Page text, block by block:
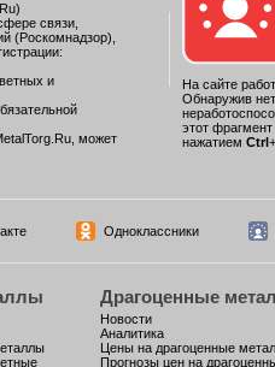
связи,
(Роскомнадзор),
и
может
На сайте
Обнаружив
этот фрагмент
нажатием Ctrl+
Одноклассники
Драгоценные
Новости
Аналитика
Цены на драгоценные
Прогнозы цен на